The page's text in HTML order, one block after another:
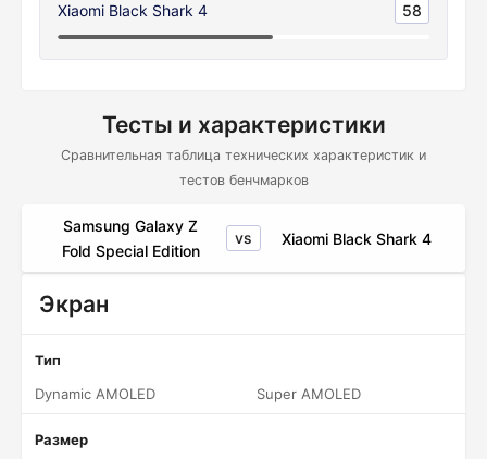
Xiaomi Black Shark 4 58
Тесты и характеристики
Сравнительная таблица технических характеристик и
тестов бенчмарков
Samsung Galaxy Z
Fold Special Edition
vs Xiaomi Black Shark 4
Экран
Тип
Dynamic AMOLED
Super AMOLED
Размер